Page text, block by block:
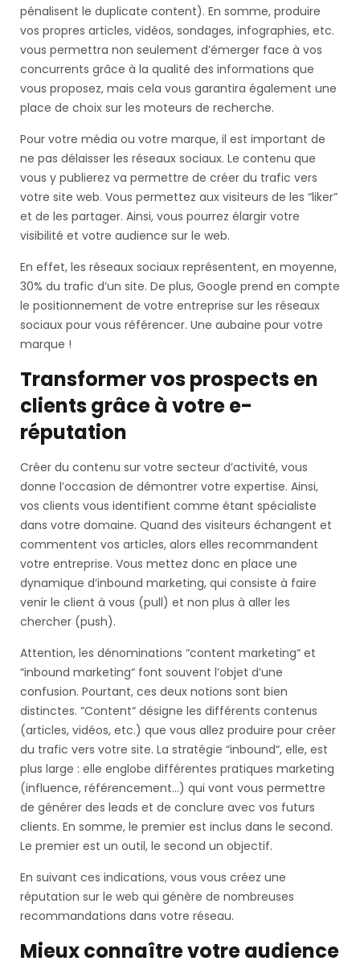
pénalisent le duplicate content). En somme, produire
vos propres articles, vidéos, sondages, infographies, etc.
vous permettra non seulement d’émerger face à vos
concurrents grâce à la qualité des informations que
vous proposez, mais cela vous garantira également une
place de choix sur les moteurs de recherche.
Pour votre média ou votre marque, il est important de
ne pas délaisser les réseaux sociaux. Le contenu que
vous y publierez va permettre de créer du trafic vers
votre site web. Vous permettez aux visiteurs de les “liker”
et de les partager. Ainsi, vous pourrez élargir votre
visibilité et votre audience sur le web.
En effet, les réseaux sociaux représentent, en moyenne,
30% du trafic d’un site. De plus, Google prend en compte
le positionnement de votre entreprise sur les réseaux
sociaux pour vous référencer. Une aubaine pour votre
marque !
Transformer vos prospects en
clients grâce à votre e-
réputation
Créer du contenu sur votre secteur d’activité, vous
donne l’occasion de démontrer votre expertise. Ainsi,
vos clients vous identifient comme étant spécialiste
dans votre domaine. Quand des visiteurs échangent et
commentent vos articles, alors elles recommandent
votre entreprise. Vous mettez donc en place une
dynamique d’inbound marketing, qui consiste à faire
venir le client à vous (pull) et non plus à aller les
chercher (push).
Attention, les dénominations “content marketing“ et
“inbound marketing“ font souvent l’objet d’une
confusion. Pourtant, ces deux notions sont bien
distinctes. ”Content“ désigne les différents contenus
(articles, vidéos, etc.) que vous allez produire pour créer
du trafic vers votre site. La stratégie “inbound“, elle, est
plus large : elle englobe différentes pratiques marketing
(influence, référencement…) qui vont vous permettre
de générer des leads et de conclure avec vos futurs
clients. En somme, le premier est inclus dans le second.
Le premier est un outil, le second un objectif.
En suivant ces indications, vous vous créez une
réputation sur le web qui génère de nombreuses
recommandations dans votre réseau.
Mieux connaître votre audience